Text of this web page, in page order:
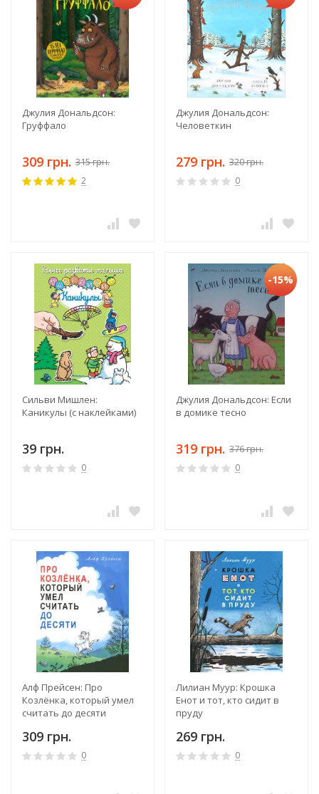
Джулия Дональдсон:
Груффало
309 грн. 315 грн.
2
Джулия Дональдсон:
Человеткин
279 грн. 320 грн.
0
Сильви Мишлен:
Каникулы (с наклейками)
39 грн.
0
-15%
Джулия Дональдсон: Если
в домике тесно
319 грн. 376 грн.
0
Алф Прейсен: Про
Козлёнка, который умел
считать до десяти
309 грн.
0
Лилиан Муур: Крошка
Енот и тот, кто сидит в
пруду
269 грн.
0